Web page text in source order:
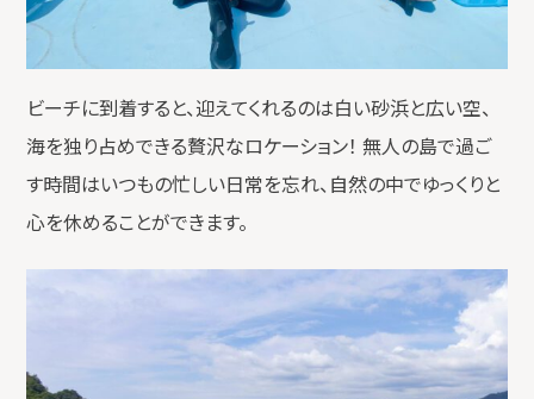
ビーチに到着すると、迎えてくれるのは白い砂浜と広い空、
海を独り占めできる贅沢なロケーション！ 無人の島で過ご
す時間はいつもの忙しい日常を忘れ、自然の中でゆっくりと
心を休めることができます。